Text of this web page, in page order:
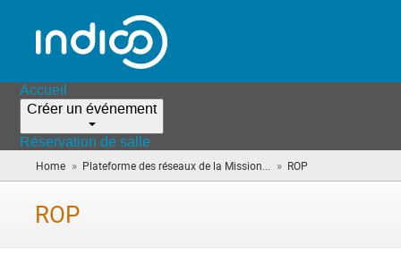
Accueil
Créer un événement
Réservation de salle
Home » Plateforme des réseaux de la Mission... » ROP
êtes
ROP